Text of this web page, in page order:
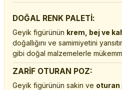
DOĞAL RENK PALETİ:
Geyik figürünün krem, bej ve
doğallığını ve samimiyetini
gibi doğal malzemelerle
ZARİF OTURAN POZ:
Geyik figürünün sakin ve oturan